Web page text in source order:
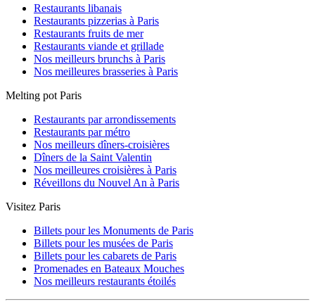
Restaurants libanais
Restaurants pizzerias à Paris
Restaurants fruits de mer
Restaurants viande et grillade
Nos meilleurs brunchs à Paris
Nos meilleures brasseries à Paris
Melting pot Paris
Restaurants par arrondissements
Restaurants par métro
Nos meilleurs dîners-croisières
Dîners de la Saint Valentin
Nos meilleures croisières à Paris
Réveillons du Nouvel An à Paris
Visitez Paris
Billets pour les Monuments de Paris
Billets pour les musées de Paris
Billets pour les cabarets de Paris
Promenades en Bateaux Mouches
Nos meilleurs restaurants étoilés